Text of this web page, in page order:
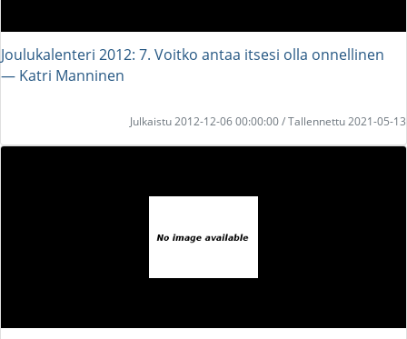
Joulukalenteri 2012: 7. Voitko antaa itsesi olla onnellinen
― Katri Manninen
Julkaistu 2012-12-06 00:00:00 / Tallennettu 2021-05-13